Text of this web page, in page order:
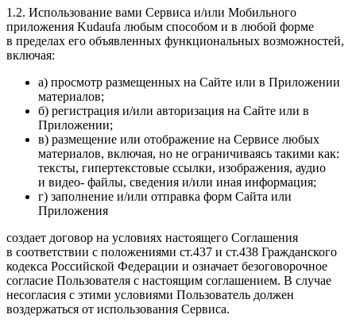
1.2. Использование вами Сервиса и/или Мобильного
приложения Kudaufa любым способом и в любой форме
в пределах его объявленных функциональных возможностей,
включая:
а) просмотр размещенных на Сайте или в Приложении
материалов;
б) регистрация и/или авторизация на Сайте или в
Приложении;
в) размещение или отображение на Сервисе любых
материалов, включая, но не ограничиваясь такими как:
тексты, гипертекстовые ссылки, изображения, аудио
и видео- файлы, сведения и/или иная информация;
г) заполнение и/или отправка форм Сайта или
Приложения
создает договор на условиях настоящего Соглашения
в соответствии с положениями ст.437 и ст.438 Гражданского
кодекса Российской Федерации и означает безоговорочное
согласие Пользователя с настоящим соглашением. В случае
несогласия с этими условиями Пользователь должен
воздержаться от использования Сервиса.